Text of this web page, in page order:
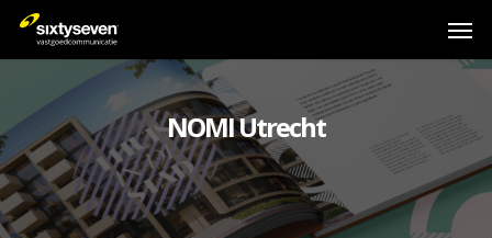
Skip
content
NOMI Utrecht